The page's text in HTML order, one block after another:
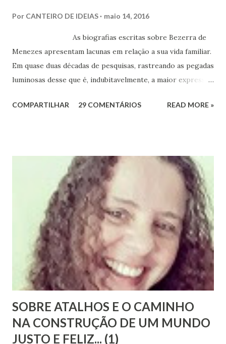
Por CANTEIRO DE IDEIAS maio 14, 2016
As biografias escritas sobre Bezerra de
Menezes apresentam lacunas em relação a sua vida familiar.
Em quase duas décadas de pesquisas, rastreando as pegadas
luminosas desse que é, indubitavelmente, a maior expressão
documentos que nos permitem esclarecer um pouco mais
Damas Martins e, particularmente, da querida amiga Lúcia
Bezerra, sobrinha-bisneta de Bezerra, residente em
Fortaleza, conseguimos montar a maior parte desse
intricado quebra-cabeças, cujas informações
compartilhamos neste mês em que relembramos os 180
anos de seu nascimento. Bezerra casou-se...
COMPARTILHAR 29 COMENTÁRIOS READ MORE »
SOBRE ATALHOS E O CAMINHO
NA CONSTRUÇÃO DE UM MUNDO
JUSTO E FELIZ... (1)